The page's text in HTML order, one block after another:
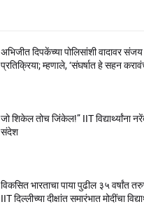
अभिजीत दिपकेंच्या पोलिसांशी वादावर
प्रतिक्रिया; म्हणाले, ‘संघर्षात हे सहन
जो शिकेल तोच जिंकेल!” IIT विद्यार्थ्यांना
संदेश
विकसित भारताचा पाया पुढील ३५ वर्षांत
IIT दिल्लीच्या दीक्षांत समारंभात मोदींचा